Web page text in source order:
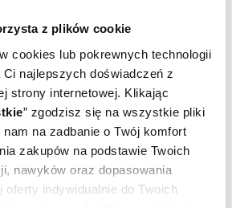
z plików cookie
cookies lub pokrewnych technologii
najlepszych doświadczeń z
strony internetowej. Klikając
” zgodzisz się na wszystkie pliki
na zadbanie o Twój komfort
zakupów na podstawie Twoich
nawyków oraz dopasowania
oferty indywidualnie do Twoich
DOSTĘPNOŚCI